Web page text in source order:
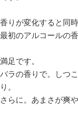
香りが変化すると同
最初のアルコールの
満足です。
バラの香りで。しつ
り。
さらに。あまさが爽や